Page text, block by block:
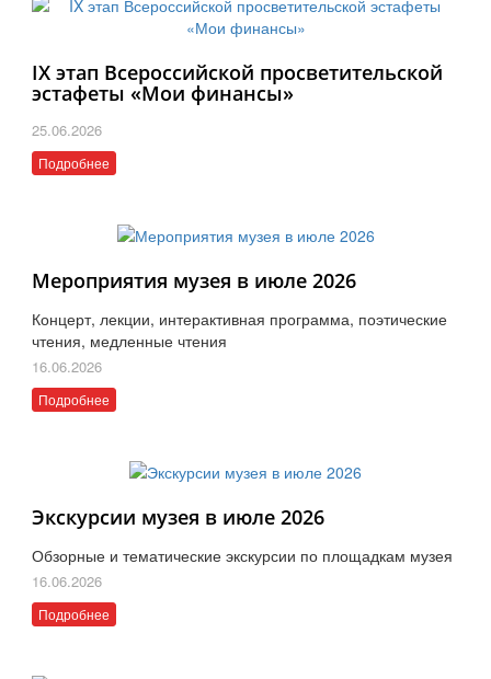
IX этап Всероссийской просветительской
эстафеты «Мои финансы»
25.06.2026
Подробнее
Мероприятия музея в июле 2026
Концерт, лекции, интерактивная программа, поэтические
чтения, медленные чтения
16.06.2026
Подробнее
Экскурсии музея в июле 2026
Обзорные и тематические экскурсии по площадкам музея
16.06.2026
Подробнее